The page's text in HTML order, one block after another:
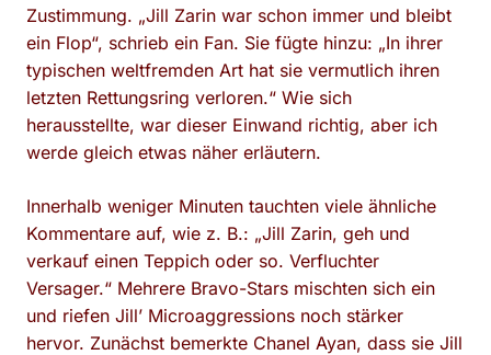
Zustimmung. „Jill Zarin war schon immer und bleibt
ein Flop“, schrieb ein Fan. Sie fügte hinzu: „In ihrer
typischen weltfremden Art hat sie vermutlich ihren
letzten Rettungsring verloren.“ Wie sich
herausstellte, war dieser Einwand richtig, aber ich
werde gleich etwas näher erläutern.
Innerhalb weniger Minuten tauchten viele ähnliche
Kommentare auf, wie z. B.: „Jill Zarin, geh und
verkauf einen Teppich oder so. Verfluchter
Versager.“ Mehrere Bravo-Stars mischten sich ein
und riefen Jill’ Microaggressions noch stärker
hervor. Zunächst bemerkte Chanel Ayan, dass sie Jill